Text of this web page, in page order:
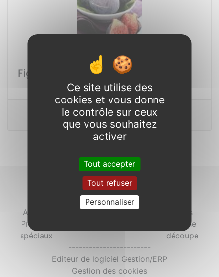
Figue Provence
Consulter
Remonter en haut de la page
Notre blog
------------------------
Accueil
Legumes
Fruits
Produits
spéciaux
Fraiche
découpe
------------------------
Editeur de logiciel Gestion/ERP
Gestion des cookies
Ce site utilise des
cookies et vous donne
le contrôle sur ceux
que vous souhaitez
activer
Tout accepter
Tout refuser
Personnaliser